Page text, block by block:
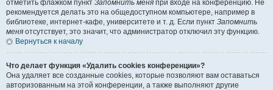
отметить флажком пункт Запомнить меня при входе на конференцию. Не
рекомендуется делать это на общедоступном компьютере, например в
библиотеке, интернет-кафе, университете и т. д. Если пункт Запомнить
меня отсутствует, это значит, что администратор отключил эту функцию.
Вернуться к началу
Что делает функция «Удалить cookies конференции»?
Она удаляет все созданные cookies, которые позволяют вам оставаться
авторизованным на этой конференции, а также выполняют другие